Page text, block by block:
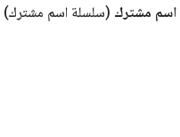
اسم مشترك (سلسلة اسم مشترك)